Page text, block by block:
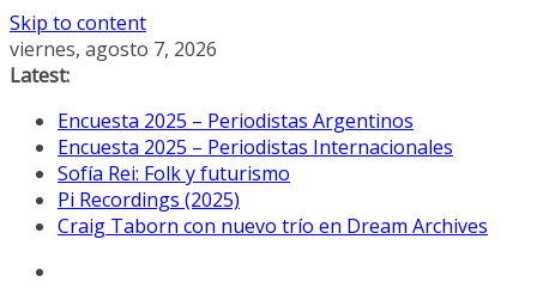
Skip to content
viernes, agosto 7, 2026
Latest:
Encuesta 2025 – Periodistas Argentinos
Encuesta 2025 – Periodistas Internacionales
Sofía Rei: Folk y futurismo
Pi Recordings (2025)
Craig Taborn con nuevo trío en Dream Archives